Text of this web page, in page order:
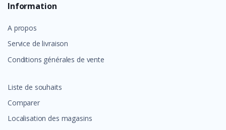
Information
A propos
Service de livraison
Conditions générales de vente
Liste de souhaits
Comparer
Localisation des magasins